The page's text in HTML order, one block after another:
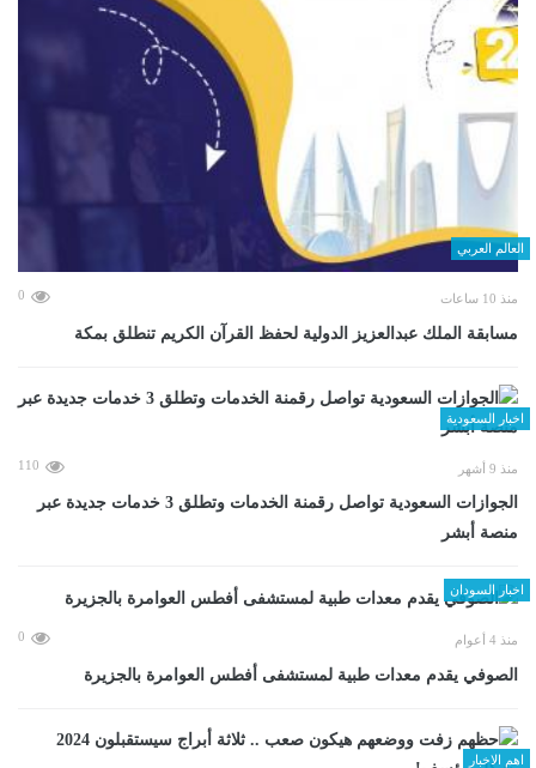
العالم العربي
منذ 10 ساعات 0
مسابقة الملك عبدالعزيز الدولية لحفظ القرآن الكريم تنطلق بمكة
اخبار السعودية
منذ 9 أشهر 110
الجوازات السعودية تواصل رقمنة الخدمات وتطلق 3 خدمات جديدة عبر
منصة أبشر
اخبار السودان
منذ 4 أعوام 0
الصوفي يقدم معدات طبية لمستشفى أفطس العوامرة بالجزيرة
اهم الاخبار